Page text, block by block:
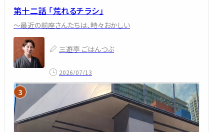
第十二話 「荒れるチラシ」
～最近の前座さんたちは、時々おかしい
三遊亭 ごはんつぶ
2026/07/13